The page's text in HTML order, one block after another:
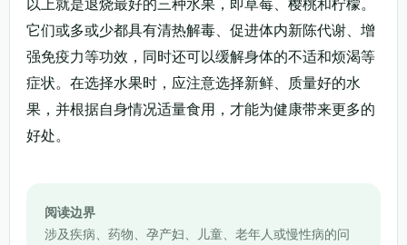
它们或多或少都具有清热解毒、促进体内新陈代谢、增
强免疫力等功效，同时还可以缓解身体的不适和烦渴等
症状。在选择水果时，应注意选择新鲜、质量好的水
果，并根据自身情况适量食用，才能为健康带来更多的
好处。
阅读边界
涉及疾病、药物、孕产妇、儿童、老年人或慢性病的问